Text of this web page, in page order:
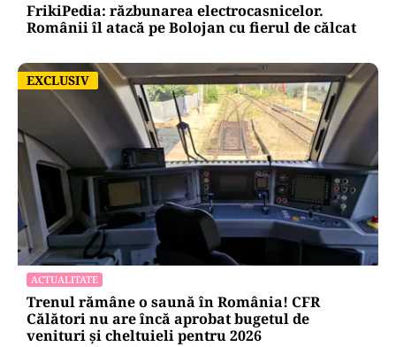
FrikiPedia: răzbunarea electrocasnicelor.
Românii îl atacă pe Bolojan cu fierul de călcat
EXCLUSIV
EXCLUSIV
ACTUALITATE
Trenul rămâne o saună în România! CFR
Călători nu are încă aprobat bugetul de
venituri și cheltuieli pentru 2026